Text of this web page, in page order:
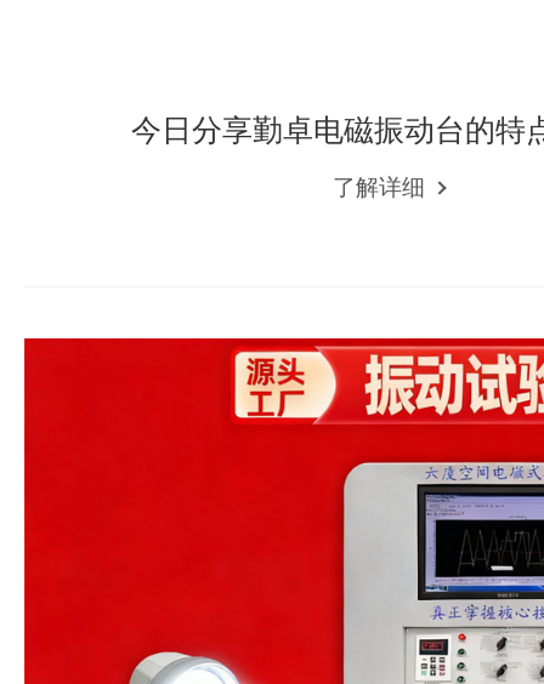
今日分享勤卓电磁振动台的特
了解详细